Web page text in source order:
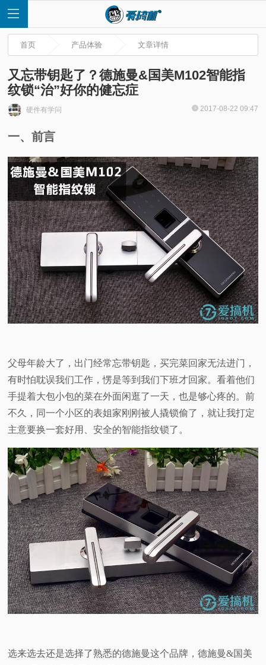
首
页
快
讯
评
测
视
频
普
体
验
专
题
首页 产品体验 文章详情
又忘带钥匙了？德施曼&国美M102智能指
纹锁“治”好你的健忘症
硬件有学问 2017-08-22 09:47
一、前言
父母年龄大了，出门经常忘带钥匙，买完菜回家无法进门，
有时怕耽误我们工作，愣是等到我们下班才回家。看着他们
手提着大包小包的菜在外面闲逛了一天，也是够心疼的。前
不久，同一个小区的表姐家刚刚被人撬锁偷了，就让我打定
主意要换一套好用、安全的智能指纹锁了。
选来选去还是选择了熟悉的德施曼这个品牌，德施曼&国美